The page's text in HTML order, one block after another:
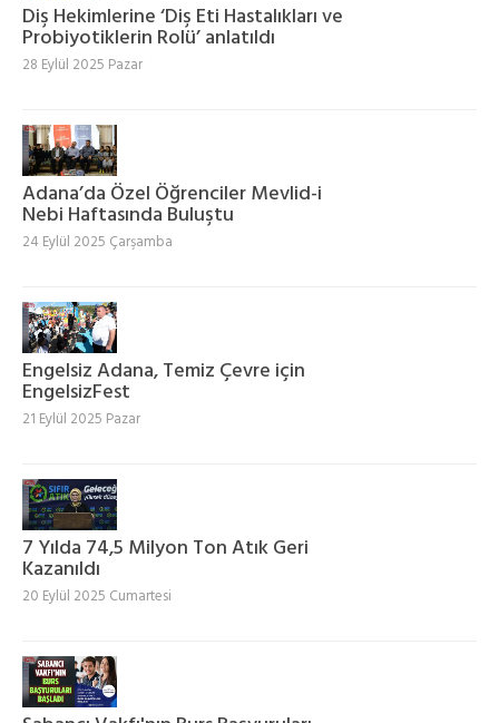
Diş Hekimlerine ‘Diş Eti Hastalıkları ve
Probiyotiklerin Rolü’ anlatıldı
28 Eylül 2025 Pazar
Adana’da Özel Öğrenciler Mevlid-i
Nebi Haftasında Buluştu
24 Eylül 2025 Çarşamba
Engelsiz Adana, Temiz Çevre için
EngelsizFest
21 Eylül 2025 Pazar
7 Yılda 74,5 Milyon Ton Atık Geri
Kazanıldı
20 Eylül 2025 Cumartesi